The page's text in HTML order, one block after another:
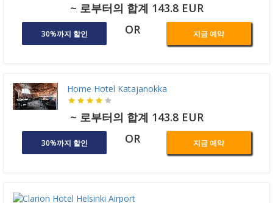
~ 로부터의 합계 143.8 EUR
30%까지 할인 OR 지금 예약
Home Hotel Katajanokka
~ 로부터의 합계 143.8 EUR
30%까지 할인 OR 지금 예약